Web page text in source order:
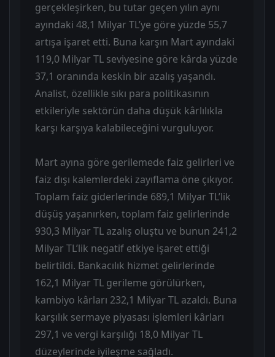
gerçekleşirken, bu tutar geçen yılın aynı
ayındaki 48,1 Milyar TL’ye göre yüzde 55,7
artışa işaret etti. Buna karşın Mart ayındaki
119,0 Milyar TL seviyesine göre kârda yüzde
37,1 oranında keskin bir azalış yaşandı.
Analist, özellikle sıkı para politikasının
etkileriyle sektörün daha düşük kârlılıkla
karşı karşıya kalabileceğini vurguluyor.
Mart ayına göre gerilemede faiz gelirleri ve
faiz dışı kalemlerdeki zayıflama öne çıkıyor.
Toplam faiz giderlerinde 689,1 Milyar TL’lik
düşüş yaşanırken, toplam faiz gelirlerinde
930,3 Milyar TL azalış oluştu ve bunun 241,2
Milyar TL’lik negatif etkiye işaret ettiği
belirtildi. Bankacılık hizmet gelirlerinde
162,1 Milyar TL gerileme görülürken,
kambiyo kârları 232,1 Milyar TL azaldı. Buna
karşılık sermaye piyasası işlemleri kârları
297,1 ve vergi karşılığı 18,0 Milyar TL
düzeylerinde iyileşme sağladı.